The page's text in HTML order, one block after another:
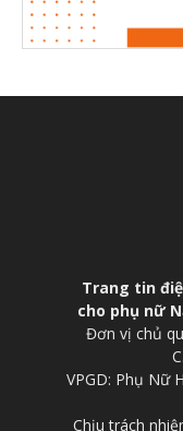
Trang tin
cho phụ nữ
Đơn vị chủ
VPGD: Phụ Nữ
Chịu trách